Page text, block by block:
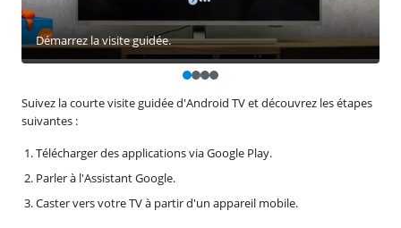
Suivez la courte visite guidée d'Android TV et découvrez les étapes
suivantes :
Télécharger des applications via Google Play.
Parler à l'Assistant Google.
Caster vers votre TV à partir d'un appareil mobile.
Démarrez la visite guidée.